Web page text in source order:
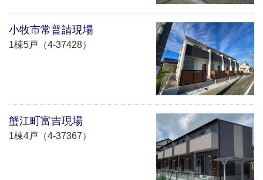
小牧市常普請現場
1棟5戸（4-37428）
蟹江町富吉現場
1棟4戸（4-37367）